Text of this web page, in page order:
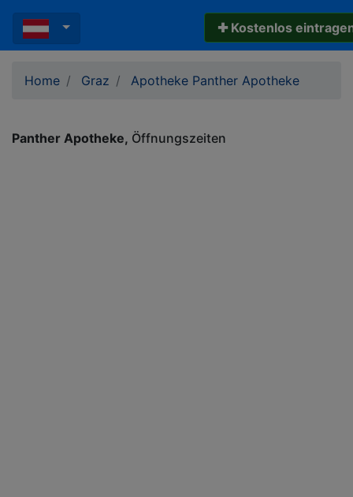
✚ Kostenlos
Home Graz Apotheke Panther Apotheke
Panther Apotheke Öffnungszeiten